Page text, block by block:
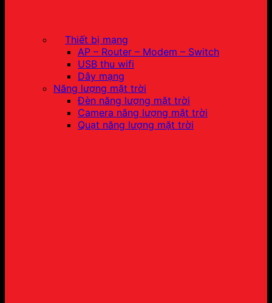
Thiết bị mạng
AP – Router – Modem – Switch
USB thu wifi
Dây mạng
Năng lượng mặt trời
Đèn năng lượng mặt trời
Camera năng lượng mặt trời
Quạt năng lượng mặt trời